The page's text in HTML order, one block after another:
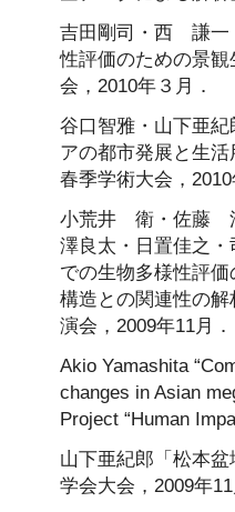
吉田剛司・西 謙一
性評価のための景
会，2010年３月．
谷口智雅・山下亜
アの都市発展と生
春季学術大会，
小荒井 衛・佐藤
澤良太・日置佳之
での生物多様性評
構造との関連性の
演会，2009年11月．
Akio Yamashita
changes in Asian
Project “Human
山下亜紀郎「松本
学会大会，2009年